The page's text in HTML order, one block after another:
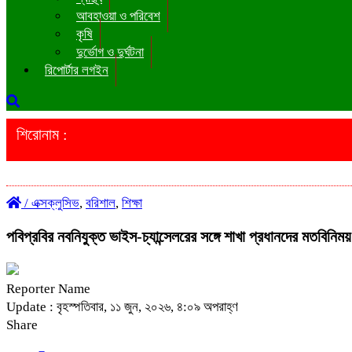
আবহাওয়া ও পরিবেশ
কৃষি
দুর্ভোগ ও দুর্ঘটনা
রিপোর্টার লগইন
শিরোনাম :
/ এক্সক্লুসিভ, বরিশাল, শিক্ষা
পবিপ্রবির নবনিযুক্ত ভাইস-চ্যান্সেলরের সঙ্গে শাখা প্রধানদের
Reporter Name
Update : বৃহস্পতিবার, ১১ জুন, ২০২৬, ৪:০৯ অপরাহ্ণ
Share